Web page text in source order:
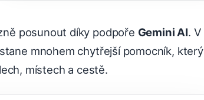
posunout díky podpoře Gemini AI. V
mnohem chytřejší pomocník, který
místech a cestě.